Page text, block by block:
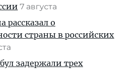
7 августа
рассказал о
страны в российских
задержали трех